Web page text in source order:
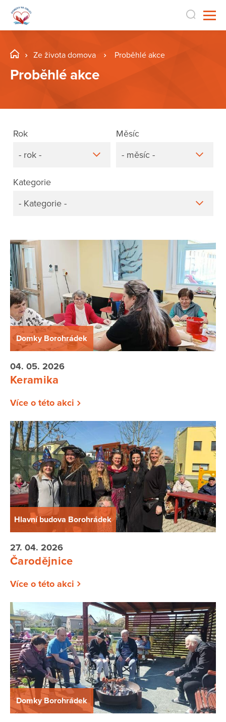
Ze života domova Proběhlé akce
Proběhlé akce
Kategorie
- Kategorie -
Rok
- rok -
Měsíc
- měsíc -
Domky Borohrádek
04. 05. 2026
Keramika
Více o této akci
Hlavní budova Borohrádek
27. 04. 2026
Čarodějnice
Více o této akci
Domky Borohrádek